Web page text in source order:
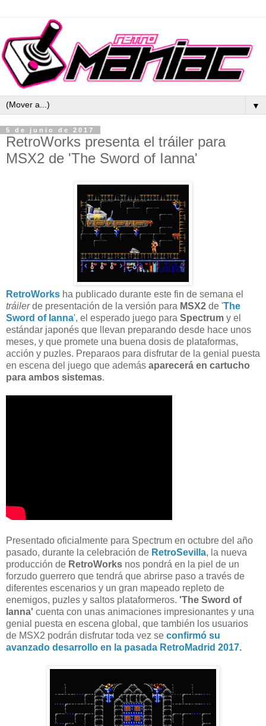
▼
5 de junio de 2017
RetroWorks presenta el tráiler para
MSX2 de 'The Sword of Ianna'
RetroWorks ha publicado durante este fin de semana el
tráilerde presentación de la versión para MSX2 de 'The
Sword of Ianna', el esperado juego para Spectrum y el
estándar japonés que llevan preparando desde hace unos
meses, y que promete una buena dosis de plataformas,
acción y puzles. Preparaos para disfrutar de la genial puesta
en escena del juego que además aparecerá en cartucho
para ambos sistemas.
Presentado oficialmente para Spectrum en octubre del año
pasado, durante la celebración de RetroSevilla, la nueva
producción de RetroWorks nos pondrá en la piel de un
forzudo guerrero que tendrá que abrirse paso a través de
diferentes escenarios y un gran mapeado repleto de
enemigos, puzles y saltos plataformeros. 'The Sword of
Ianna' cuenta con unas animaciones impresionantes y una
genial puesta en escena global, que también los usuarios
de MSX2 podrán disfrutar toda vez se confirmó su
avanzado desarrollo en la pasada RetroMadrid 2017.